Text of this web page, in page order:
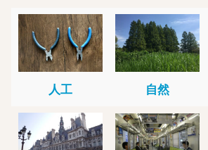
人工 自然